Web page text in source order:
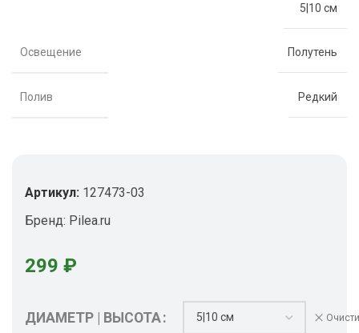
5|10 см
Освещение Полутень
Полив Редкий
Артикул: 127473-03
Бренд: Pilea.ru
299 ₽
ДИАМЕТР | ВЫСОТА